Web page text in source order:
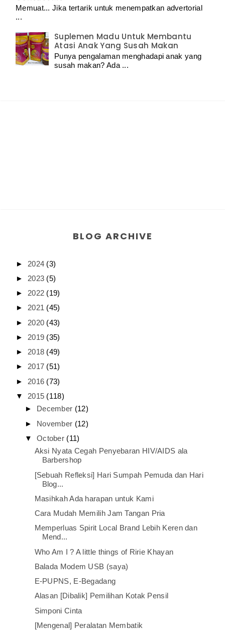
Memuat... Jika tertarik untuk menempatkan advertorial
...
Suplemen Madu Untuk Membantu
Atasi Anak Yang Susah Makan
Punya pengalaman menghadapi anak yang
susah makan? Ada ...
BLOG ARCHIVE
► 2024 (3)
► 2023 (5)
► 2022 (19)
► 2021 (45)
► 2020 (43)
► 2019 (35)
► 2018 (49)
► 2017 (51)
► 2016 (73)
▼ 2015 (118)
► December (12)
► November (12)
▼ October (11)
Aksi Nyata Cegah Penyebaran HIV/AIDS ala
Barbershop
[Sebuah Refleksi] Hari Sumpah Pemuda dan Hari
Blog...
Masihkah Ada harapan untuk Kami
Cara Mudah Memilih Jam Tangan Pria
Memperluas Spirit Local Brand Lebih Keren dan
Mend...
Who Am I ? A little things of Ririe Khayan
Balada Modem USB (saya)
E-PUPNS, E-Begadang
Alasan [Dibalik] Pemilihan Kotak Pensil
Simponi Cinta
[Mengenal] Peralatan Membatik